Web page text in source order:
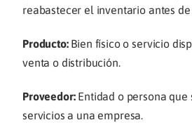
reabastecer el inventario antes de
Producto: Bien físico o servicio
venta o distribución.
Proveedor: Entidad o persona
servicios a una empresa.